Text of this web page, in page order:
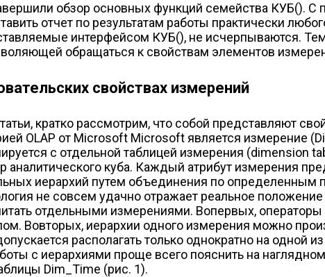
обзор основных функций семейства
отчет по результатам работы практически
интерфейсом КУБ(), не исчерпываются.
обращаться к свойствам элементов
свойствах измерений
кратко рассмотрим, что собой представляют
OLAP от Microsoft Microsoft является измерение
с отдельной таблицей измерения (dimension
аналитического куба. Каждый атрибут измерения
иерархий путем объединения по определенным
не совсем удачно отражает реальное
отдельными измерениями. Во­первых,
Во­вторых, иерархии одного измерения можно
располагать только однократно на одной из
с иерархиями проще всего пояснить на
Dim_Time (рис. 1).